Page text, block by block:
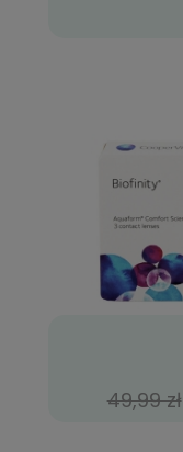
49,99 zł